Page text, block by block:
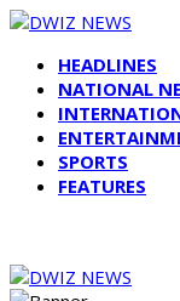
HEADLINES
NATIONAL
SPORTS
FEATURES